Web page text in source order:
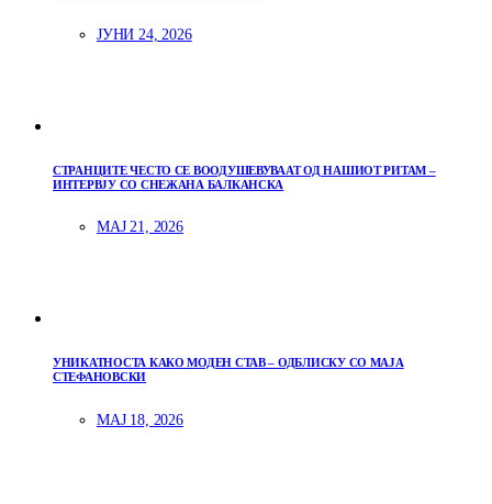
ЈУНИ 24, 2026
СТРАНЦИТЕ ЧЕСТО СЕ ВООДУШЕВУВААТ ОД НАШИОТ РИТАМ –
ИНТЕРВЈУ СО СНЕЖАНА БАЛКАНСКА
МАЈ 21, 2026
УНИКАТНОСТА КАКО МОДЕН СТАВ – ОДБЛИСКУ СО МАЈА
СТЕФАНОВСКИ
МАЈ 18, 2026